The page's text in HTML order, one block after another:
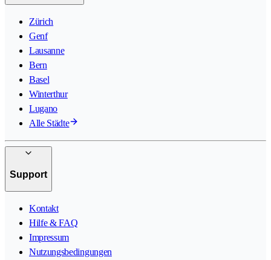
Zürich
Genf
Lausanne
Bern
Basel
Winterthur
Lugano
Alle Städte
Support
Kontakt
Hilfe & FAQ
Impressum
Nutzungsbedingungen